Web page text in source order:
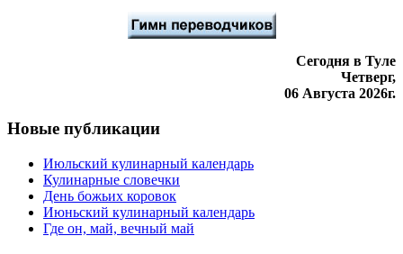
Сегодня в Туле
Четверг,
06 Августа 2026г.
Новые публикации
Июльский кулинарный календарь
Кулинарные словечки
День божьих коровок
Июньский кулинарный календарь
Где он, май, вечный май